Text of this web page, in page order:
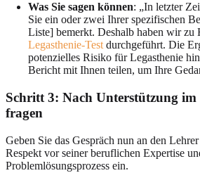
Was Sie sagen können: „In letzter
Sie ein oder zwei Ihrer spezifischen
Liste] bemerkt. Deshalb haben wir zu
Legasthenie-Testdurchgeführt. Die
potenzielles Risiko für Legasthenie
Bericht mit Ihnen teilen, um Ihre
Schritt 3: Nach Unterstützung im
fragen
Geben Sie das Gespräch nun an den
Respekt vor seiner beruflichen Expertise
Problemlösungsprozess ein.